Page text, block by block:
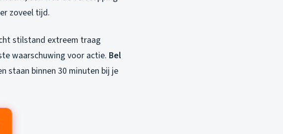
zoveel tijd.
stilstand extreem traag
waarschuwing voor actie. Bel
staan binnen 30 minuten bij je